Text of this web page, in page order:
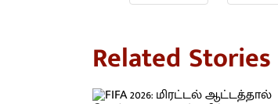
Related Stories